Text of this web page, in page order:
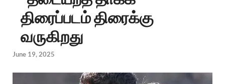
திரைப்படம் திரைக்கு
வருகிறது
June 19, 2025